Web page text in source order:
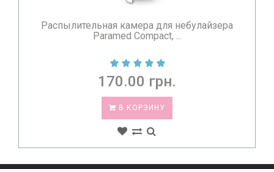
Небулайзер ингалятор компрессорный Paramed
Compact Plus...
990.00 грн.
СООБЩИТЬ КОГДА ПОЯВИТСЯ